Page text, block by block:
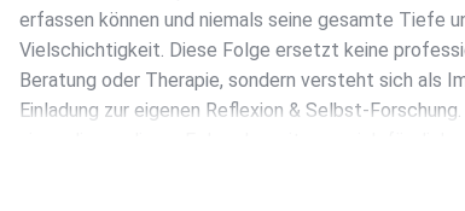
erfassen können und niemals seine gesamte Tiefe
Vielschichtigkeit. Diese Folge ersetzt keine
Beratung oder Therapie, sondern versteht sich als
Einladung zur eigenen Reflexion & Selbst-